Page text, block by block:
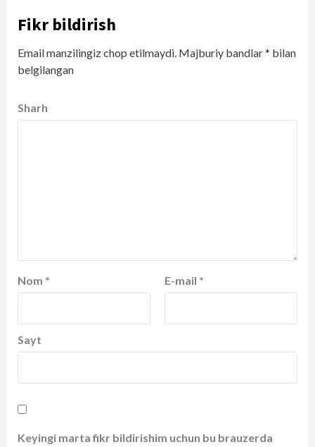
Fikr bildirish
Email manzilingiz chop etilmaydi. Majburiy bandlar* bilan
belgilangan
Sharh
Nom * E-mail *
Sayt
Keyingi marta fikr bildirishim uchun bu brauzerda